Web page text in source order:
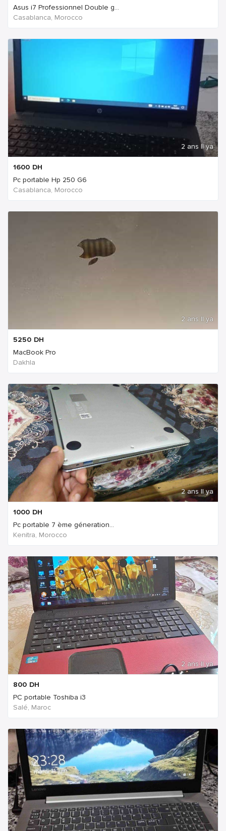
Asus i7 Professionnel Double g...
Casablanca, Morocco
2 ans Il ya
1600 DH
Pc portable Hp 250 G6
Casablanca, Morocco
2 ans Il ya
5250 DH
MacBook Pro
Dakhla
2 ans Il ya
1000 DH
Pc portable 7 ème géneration...
Kenitra, Morocco
2 ans Il ya
800 DH
PC portable Toshiba i3
Salé, Maroc